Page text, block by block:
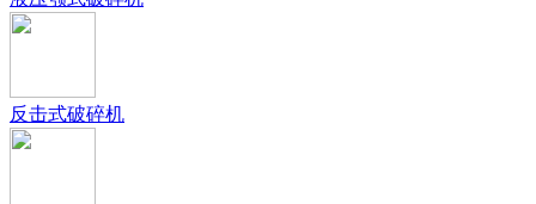
反击式破碎机